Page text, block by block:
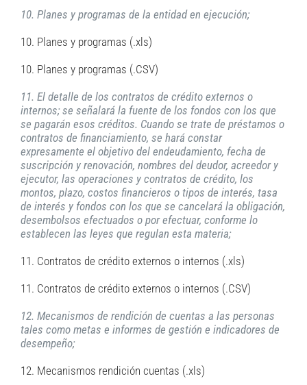
10. Planes y programas de la entidad en ejecución;
10. Planes y programas (.xls)
10. Planes y programas (.CSV)
11. El detalle de los contratos de crédito externos o
internos; se señalará la fuente de los fondos con los que
se pagarán esos créditos. Cuando se trate de préstamos o
contratos de financiamiento, se hará constar
expresamente el objetivo del endeudamiento, fecha de
suscripción y renovación, nombres del deudor, acreedor y
ejecutor, las operaciones y contratos de crédito, los
montos, plazo, costos financieros o tipos de interés, tasa
de interés y fondos con los que se cancelará la obligación,
desembolsos efectuados o por efectuar, conforme lo
establecen las leyes que regulan esta materia;
11. Contratos de crédito externos o internos (.xls)
11. Contratos de crédito externos o internos (.CSV)
12. Mecanismos de rendición de cuentas a las personas
tales como metas e informes de gestión e indicadores de
desempeño;
12. Mecanismos rendición cuentas (.xls)